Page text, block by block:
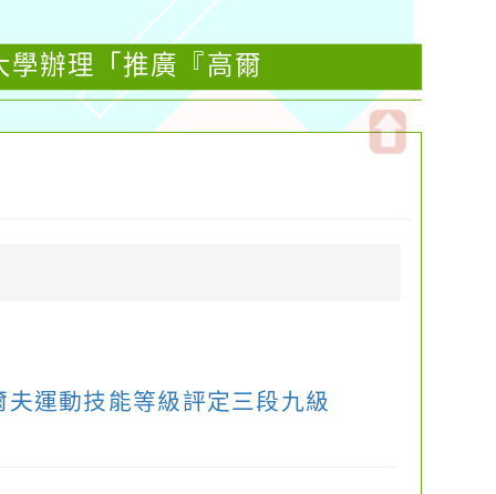
辦理「推廣『高爾
運動技能等級評定三段九級